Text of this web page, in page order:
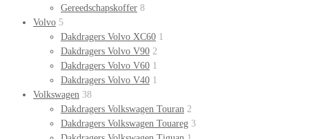
Gereedschapskoffer 8
Volvo 5
Dakdragers Volvo XC60 1
Dakdragers Volvo V90 2
Dakdragers Volvo V60 1
Dakdragers Volvo V40 1
Volkswagen 38
Dakdragers Volkswagen Touran 2
Dakdragers Volkswagen Touareg 3